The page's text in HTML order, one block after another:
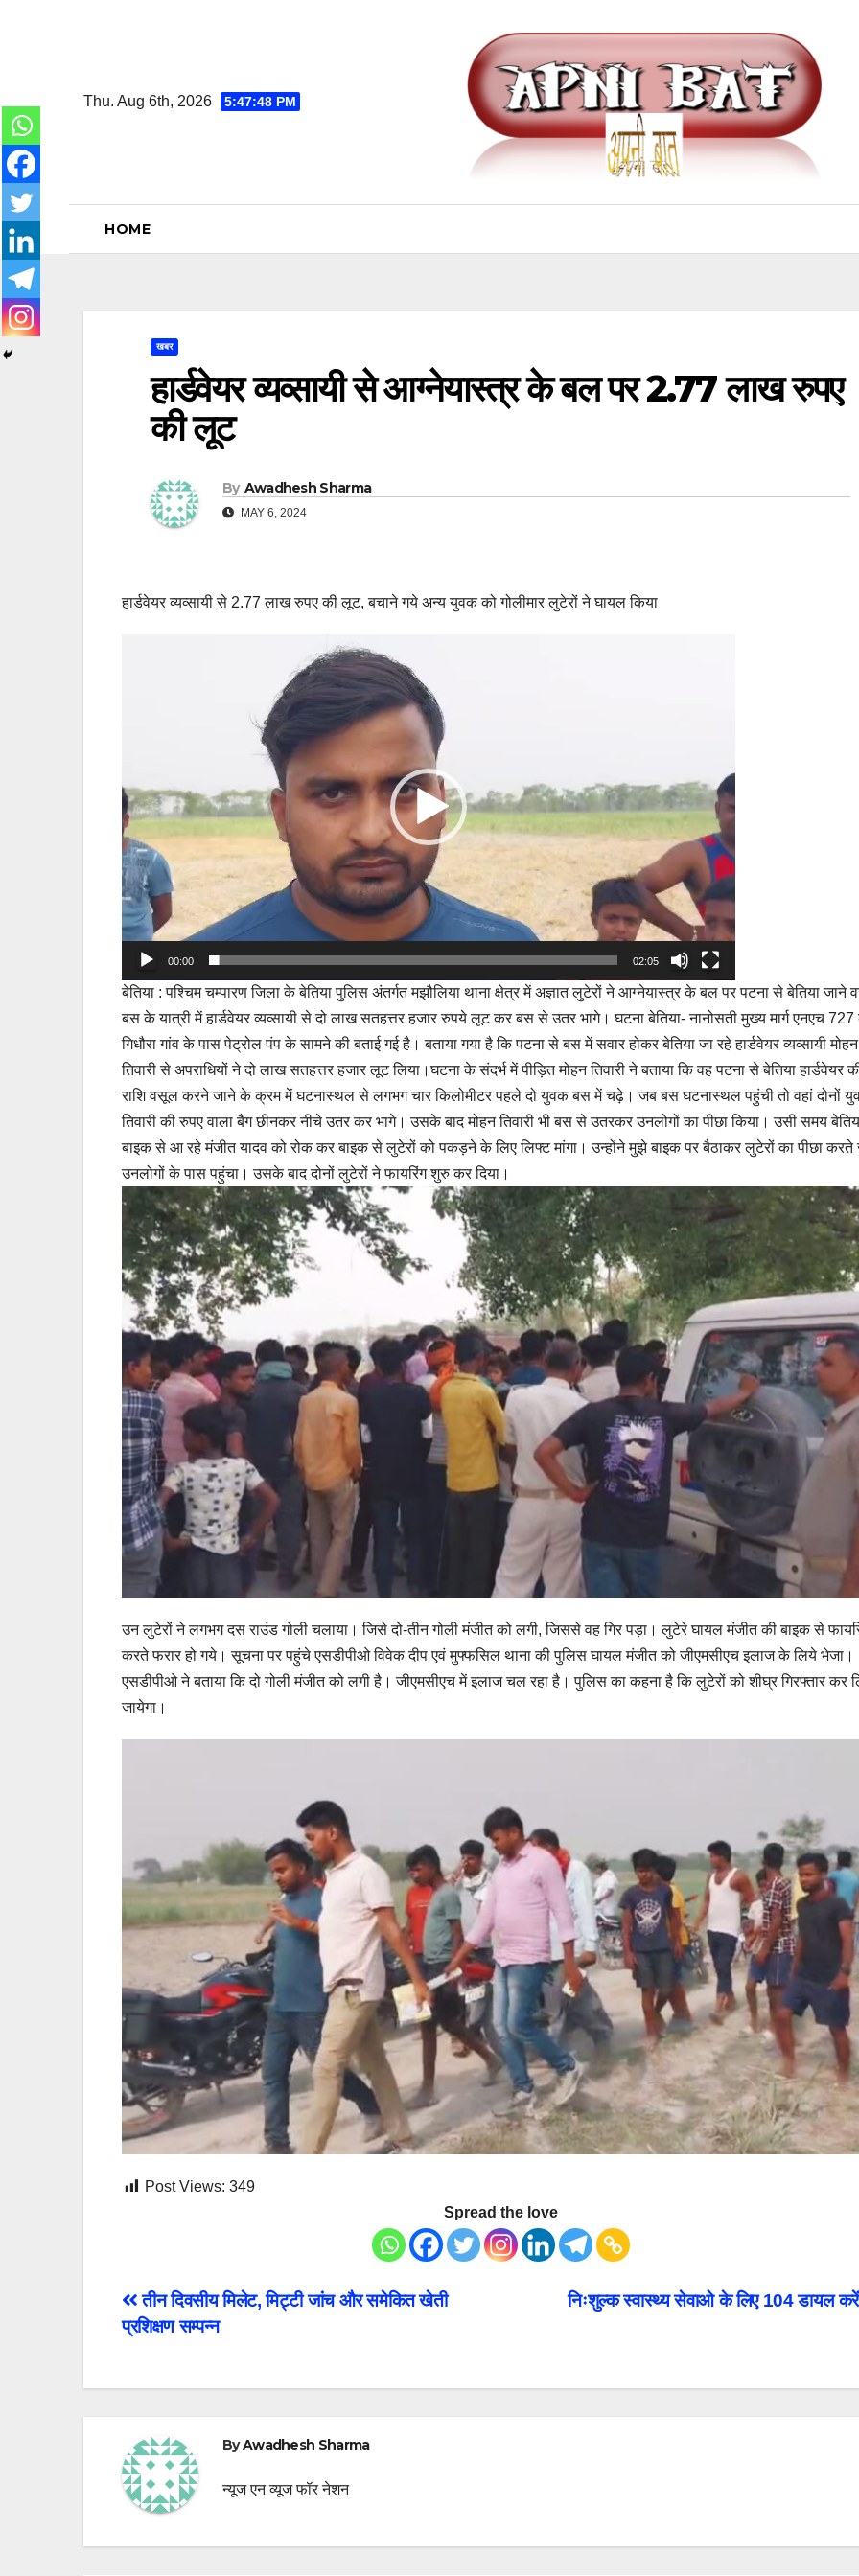
Thu. Aug 6th, 2026
5:47:49 PM
HOME
खबर
हार्डवेयर व्यव्सायी से आग्नेयास्त्र के बल पर 2.77 लाख रुपए
की लूट
By Awadhesh Sharma
MAY 6, 2024
हार्डवेयर व्यव्सायी से 2.77 लाख रुपए की लूट, बचाने गये अन्य युवक को गोलीमार लुटेरों ने घायल किया
00:00 02:05
बेतिया : पश्चिम चम्पारण जिला के बेतिया पुलिस अंतर्गत मझौलिया थाना क्षेत्र में अज्ञात लुटेरों ने आग्नेयास्त्र के बल पर पटना से बेतिया जाने
बस के यात्री में हार्डवेयर व्यव्सायी से दो लाख सतहत्तर हजार रुपये लूट कर बस से उतर भागे। घटना बेतिया- नानोसती मुख्य मार्ग एनएच
गिधौरा गांव के पास पेट्रोल पंप के सामने की बताई गई है। बताया गया है कि पटना से बस में सवार होकर बेतिया जा रहे हार्डवेयर व्यव्सायी मोहन
तिवारी से अपराधियों ने दो लाख सतहत्तर हजार लूट लिया।घटना के संदर्भ में पीड़ित मोहन तिवारी ने बताया कि वह पटना से बेतिया हार्डवेयर
राशि वसूल करने जाने के क्रम में घटनास्थल से लगभग चार किलोमीटर पहले दो युवक बस में चढ़े। जब बस घटनास्थल पहुंची तो वहां दोनों
तिवारी की रुपए वाला बैग छीनकर नीचे उतर कर भागे। उसके बाद मोहन तिवारी भी बस से उतरकर उनलोगों का पीछा किया। उसी समय
बाइक से आ रहे मंजीत यादव को रोक कर बाइक से लुटेरों को पकड़ने के लिए लिफ्ट मांगा। उन्होंने मुझे बाइक पर बैठाकर लुटेरों का पीछा
उनलोगों के पास पहुंचा। उसके बाद दोनों लुटेरों ने फायरिंग शुरु कर दिया।
उन लुटेरों ने लगभग दस राउंड गोली चलाया। जिसे दो-तीन गोली मंजीत को लगी, जिससे वह गिर पड़ा। लुटेरे घायल मंजीत की बाइक से
करते फरार हो गये। सूचना पर पहुंचे एसडीपीओ विवेक दीप एवं मुफ्फसिल थाना की पुलिस घायल मंजीत को जीएमसीएच इलाज के लिये भेजा।
एसडीपीओ ने बताया कि दो गोली मंजीत को लगी है। जीएमसीएच में इलाज चल रहा है। पुलिस का कहना है कि लुटेरों को शीघ्र गिरफ्तार कर
जायेगा।
Post Views: 349
Spread the love
Post
navigation
निःशुल्क स्वास्थ्य सेवाओ के लिए 104 डायल
तीन दिवसीय मिलेट, मिट्टी जांच और समेकित खेती
प्रशिक्षण सम्पन्न
ByAwadhesh Sharma
न्यूज एन व्यूज फॉर नेशन